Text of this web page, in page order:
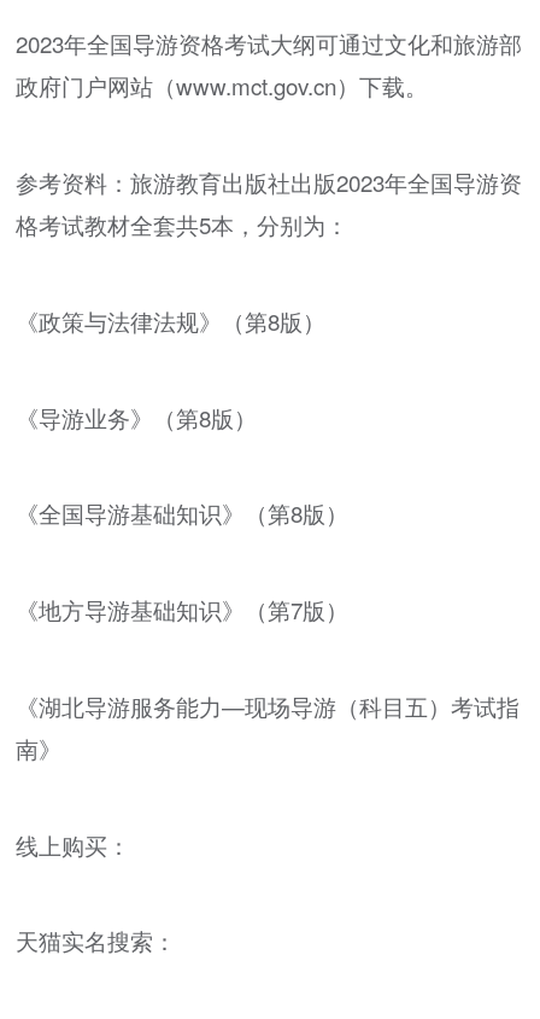
2023年全国导游资格考试大纲可通过文化和旅游部
政府门户网站（www.mct.gov.cn）下载。
参考资料：旅游教育出版社出版2023年全国导游资
格考试教材全套共5本，分别为：
《政策与法律法规》（第8版）
《导游业务》（第8版）
《全国导游基础知识》（第8版）
《地方导游基础知识》（第7版）
《湖北导游服务能力—现场导游（科目五）考试指
南》
线上购买：
天猫实名搜索：